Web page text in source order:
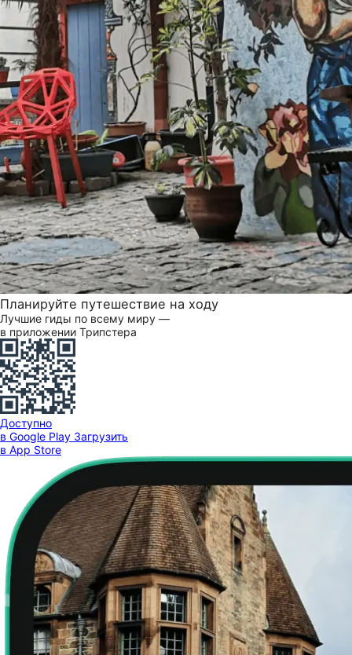
Планируйте путешествие на ходу
Лучшие гиды по всему миру —
в приложении Трипстера
Доступно
в Google Play Загрузить
в App Store